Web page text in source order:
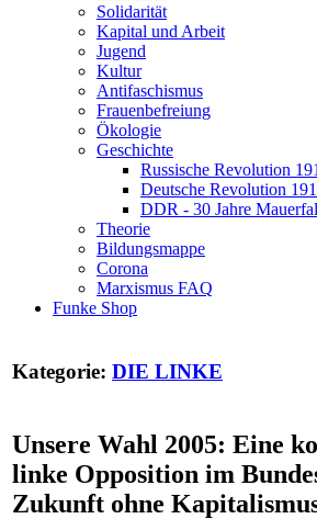
Solidarität
Kapital und Arbeit
Jugend
Kultur
Antifaschismus
Frauenbefreiung
Ökologie
Geschichte
Russische Revolution
Deutsche Revolution
DDR - 30 Jahre
Theorie
Bildungsmappe
Corona
Marxismus FAQ
Funke Shop
Kategorie: DIE LINKE
Unsere Wahl 2005: Eine
linke Opposition im
Zukunft ohne